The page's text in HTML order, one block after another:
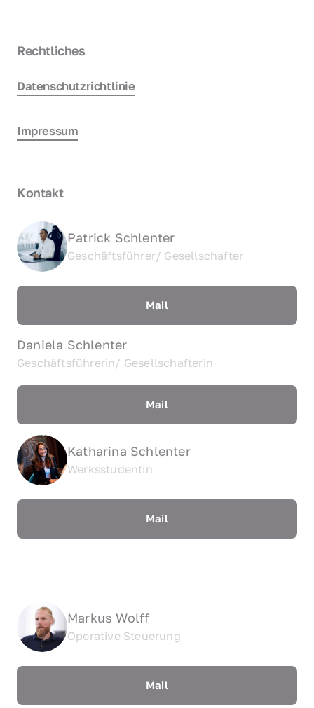
Rechtliches
Datenschutzrichtlinie
Impressum
Kontakt
Patrick Schlenter
Geschäftsführer/ Gesellschafter
Mail
Daniela Schlenter
Geschäftsführerin/ Gesellschafterin
Mail
Katharina Schlenter
Werksstudentin
Mail
Markus Wolff
Operative Steuerung
Mail